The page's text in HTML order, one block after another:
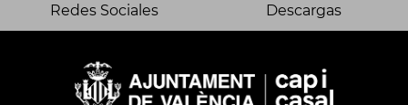
Redes Sociales Descargas